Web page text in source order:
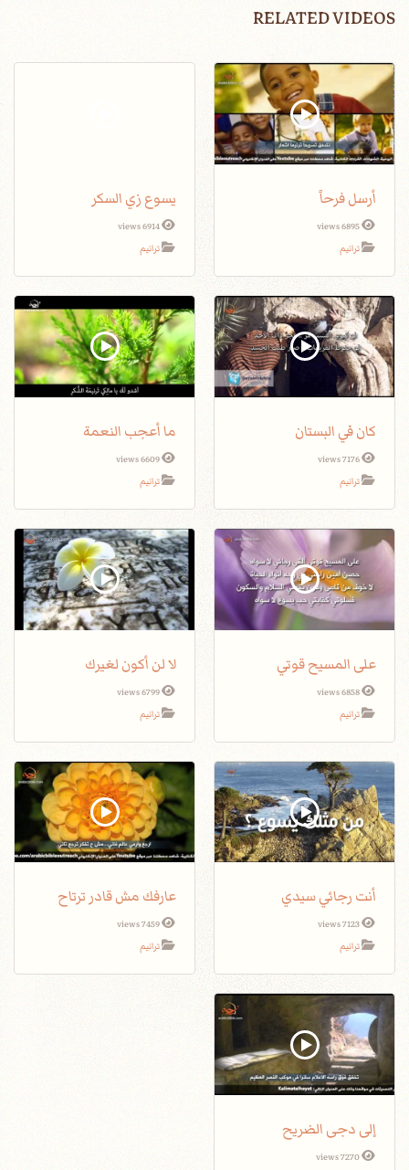
RELATED VIDEOS
أرسل فرحاً
6895 views
ترانيم
يسوع زي السكر
6914 views
ترانيم
كان في البستان
7176 views
ترانيم
ما أعجب النعمة
6609 views
ترانيم
على المسيح قوتي
6858 views
ترانيم
لا لن أكون لغيرك
6799 views
ترانيم
أنت رجائي سيدي
7123 views
ترانيم
عارفك مش قادر ترتاح
7459 views
ترانيم
إلى دجى الضريح
7270 views